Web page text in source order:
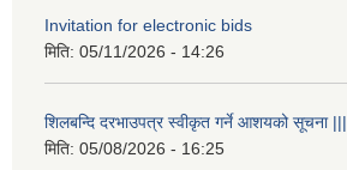
Invitation for electronic bids
मिति: 05/11/2026 - 14:26
शिलबन्दि दरभाउपत्र स्वीकृत गर्ने आशयको सूचना |||
मिति: 05/08/2026 - 16:25